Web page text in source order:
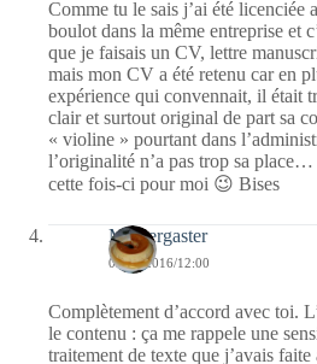
Comme tu le sais j’ai été licenciée
boulot dans la même entreprise et
que je faisais un CV, lettre
mais mon CV a été retenu car en
expérience qui convennait, il était
clair et surtout original de part sa
« violine » pourtant dans
l’originalité n’a pas trop sa
cette fois-ci pour moi 😉 Bises
Messergaster
09/08/2016/12:00
Complètement d’accord avec toi.
le contenu : ça me rappele une
traitement de texte que j’avais faite